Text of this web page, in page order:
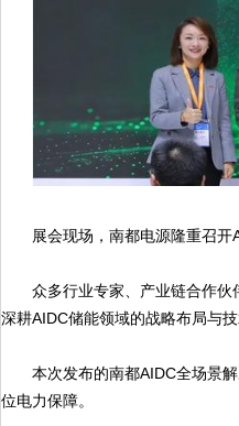
展会现场，南都电源隆重召开
众多行业专家、产业链合作伙伴
深耕AIDC储能领域的战略布局与技
本次发布的南都AIDC全场景解
位电力保障。